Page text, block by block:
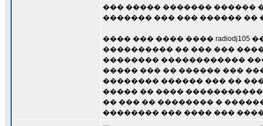
��� ����� ������� ������
������� ��� ��� ������ ��
���� ��� ���� ����
���������� �� ��� ���
�������� ������������
����� ��� �� ������ ���
�������� ������ ��� ��
����� �� ����
�� ��� �� �������� �
�������� ��� ���� ���